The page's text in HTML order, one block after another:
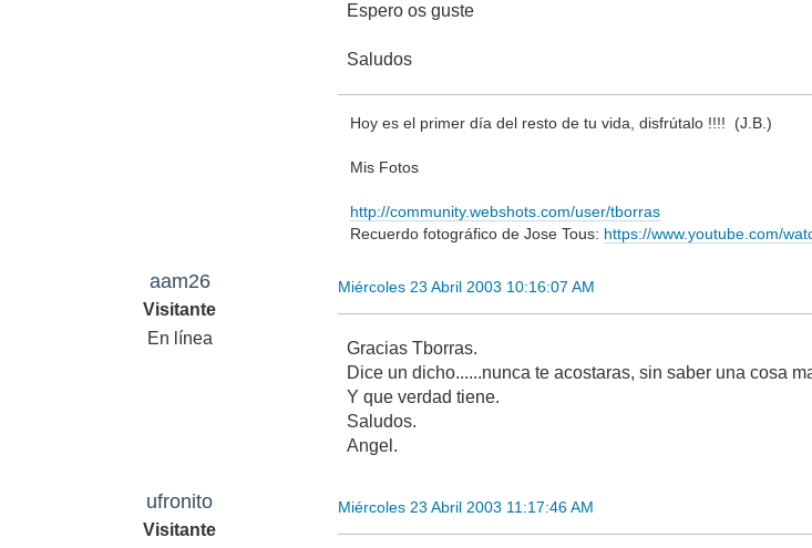
Espero os guste
Saludos
Hoy es el primer día del resto de tu vida, disfrútalo !!!! (J.B.)
Mis Fotos
http://community.webshots.com/user/tborras
Recuerdo fotográfico de Jose Tous: https://www.youtube.com/
aam26
Visitante
En línea
Miércoles 23 Abril 2003 10:16:07 AM
Gracias Tborras.
Dice un dicho......nunca te acostaras, sin saber una cosa
Y que verdad tiene.
Saludos.
Angel.
ufronito
Visitante
Miércoles 23 Abril 2003 11:17:46 AM